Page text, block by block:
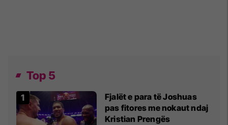
Top 5
Fjalët e para të Joshuas
pas fitores me nokaut ndaj
Kristian Prengës